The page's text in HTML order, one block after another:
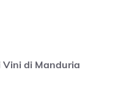
Vini di Manduria